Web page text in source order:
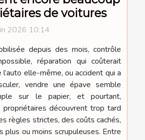
de voitures
2026 10:14
depuis des mois, contrôle
réparation qui coûterait
l’auto elle-même, ou accident qui a
vendre une épave semble
sur le papier, et pourtant,
propriétaires découvrent trop tard
règles strictes, des coûts cachés,
plus ou moins scrupuleuses. Entre